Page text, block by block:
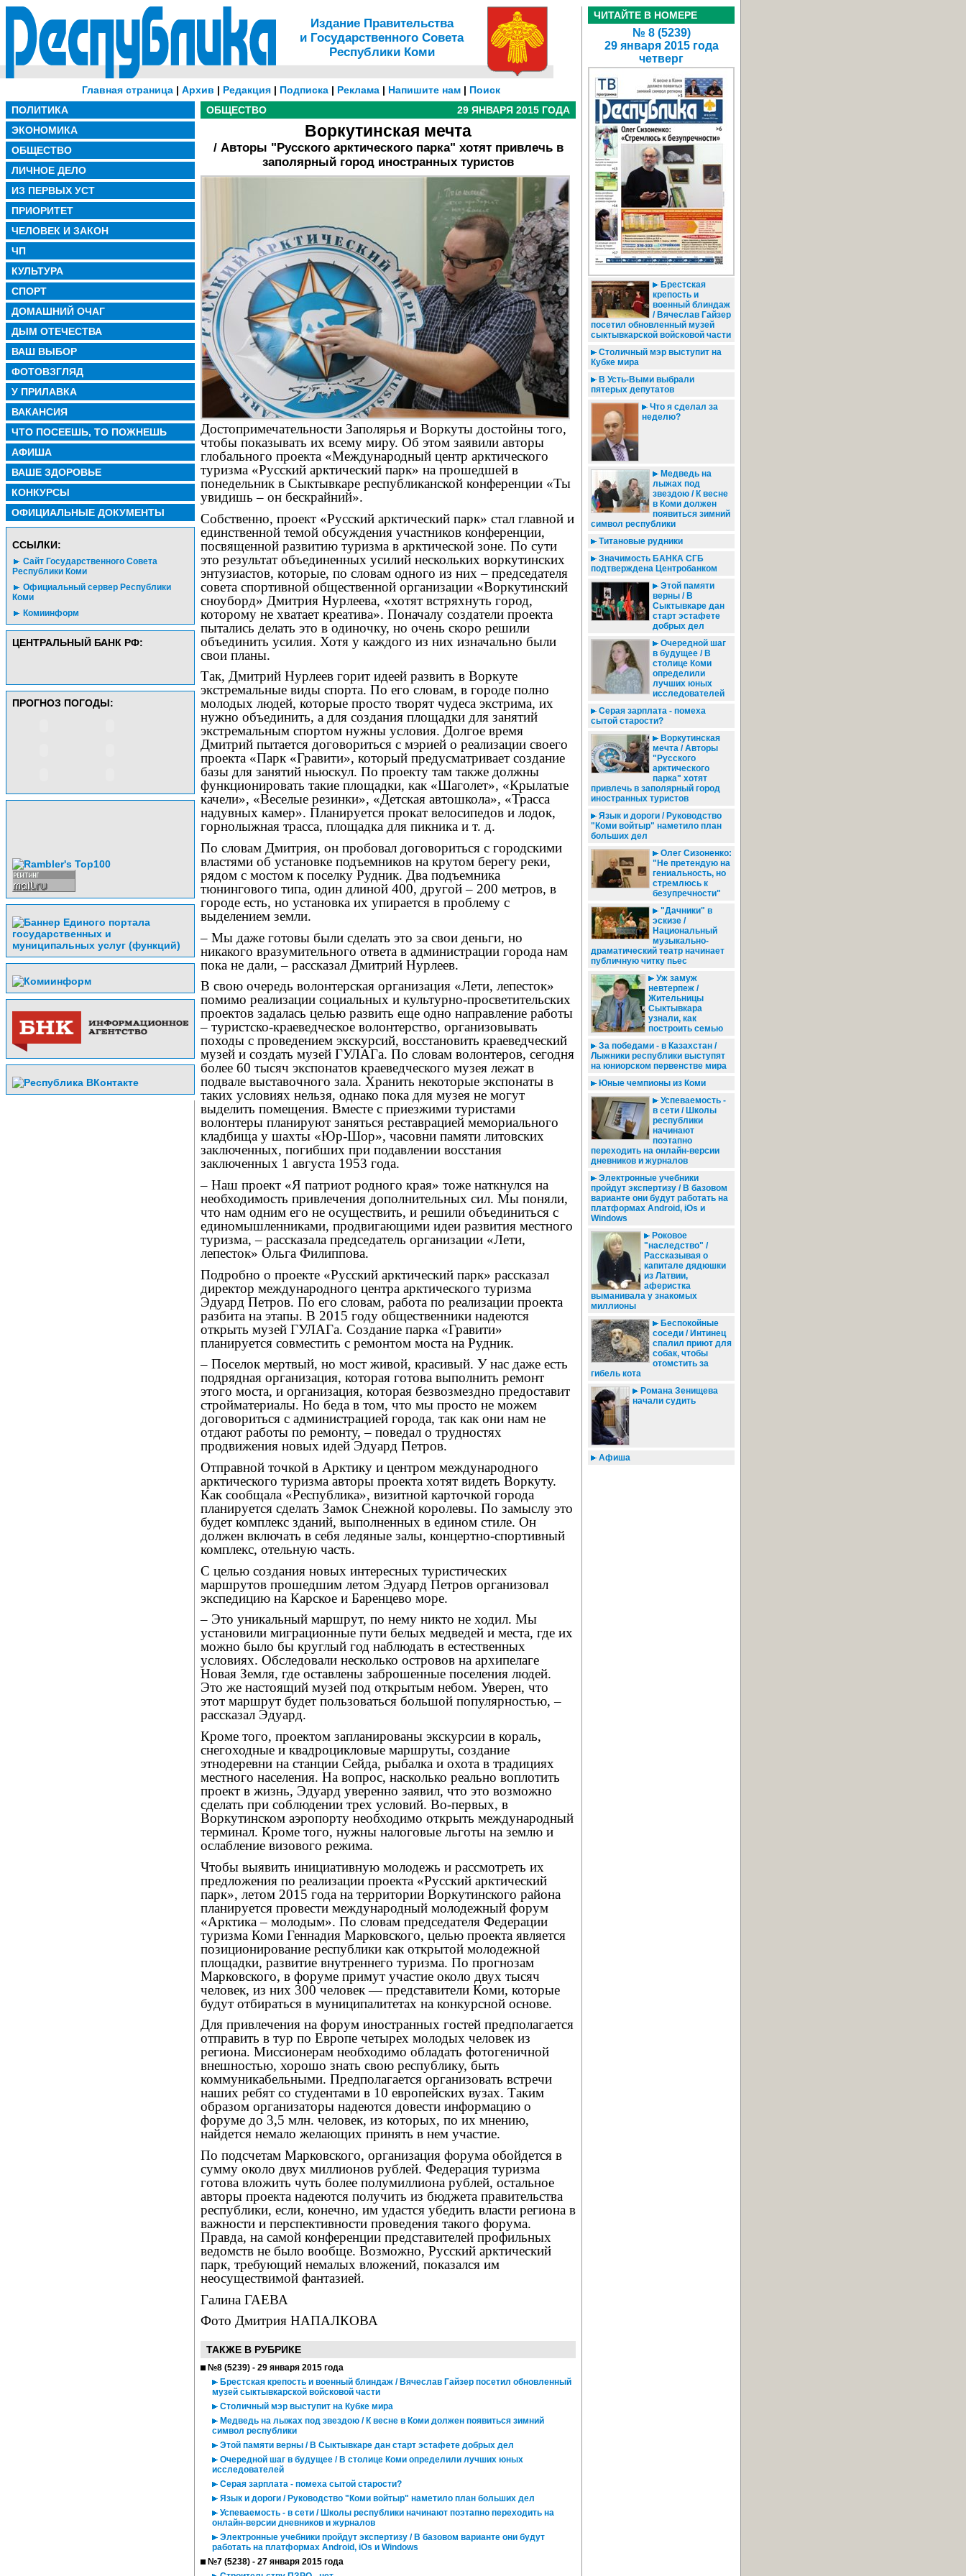
Издание Правительства
и Государственного Совета
Республики Коми
Главная страница| Архив | Редакция| Подписка| Реклама| Напишите нам| Поиск
ПОЛИТИКА
ЭКОНОМИКА
ОБЩЕСТВО
ЛИЧНОЕ ДЕЛО
ИЗ ПЕРВЫХ УСТ
ПРИОРИТЕТ
ЧЕЛОВЕК И ЗАКОН
ЧП
КУЛЬТУРА
СПОРТ
ДОМАШНИЙ ОЧАГ
ДЫМ ОТЕЧЕСТВА
ВАШ ВЫБОР
ФОТОВЗГЛЯД
У ПРИЛАВКА
ВАКАНСИЯ
ЧТО ПОСЕЕШЬ, ТО ПОЖНЕШЬ
АФИША
ВАШЕ ЗДОРОВЬЕ
КОНКУРСЫ
ОФИЦИАЛЬНЫЕ ДОКУМЕНТЫ
CСЫЛКИ:
Сайт Государственного Совета
Республики Коми
Официальный сервер Республики
Коми
Комиинформ
ЦЕНТРАЛЬНЫЙ БАНК РФ:
ПРОГНОЗ ПОГОДЫ:
ОБЩЕСТВО 29 ЯНВАРЯ 2015 ГОДА
Воркутинская мечта
/ Авторы "Русского арктического парка" хотят привлечь в
заполярный город иностранных туристов
Достопримечательности Заполярья и Воркуты достойны того,
чтобы показывать их всему миру. Об этом заявили авторы
глобального проекта «Международный центр арктического
туризма «Русский арктический парк» на прошедшей в
понедельник в Сыктывкаре республиканской конференции «Ты
увидишь – он бескрайний».
Собственно, проект «Русский арктический парк» стал главной и
единственной темой обсуждения участников конференции,
посвященной развитию туризма в арктической зоне. По сути
это результат объединенных усилий нескольких воркутинских
энтузиастов, которые, по словам одного из них – председателя
совета спортивной общественной организации «Воркутинский
сноуборд» Дмитрия Нурлеева, «хотят встряхнуть город,
которому не хватает креатива». Поначалу создатели проекта
пытались делать это в одиночку, но очень скоро решили
объединить усилия. Хотя у каждого из них изначально были
свои планы.
Так, Дмитрий Нурлеев горит идеей развить в Воркуте
экстремальные виды спорта. По его словам, в городе полно
молодых людей, которые просто творят чудеса экстрима, их
нужно объединить, а для создания площадки для занятий
экстремальным спортом нужны условия. Долгое время
Дмитрий пытается договориться с мэрией о реализации своего
проекта «Парк «Гравити», который предусматривает создание
базы для занятий ньюскул. По проекту там также должны
функционировать такие площадки, как «Шаголет», «Крылатые
качели», «Веселые резинки», «Детская автошкола», «Трасса
надувных камер». Планируется прокат велосипедов и лодок,
горнолыжная трасса, площадка для пикника и т. д.
По словам Дмитрия, он пробовал договориться с городскими
властями об установке подъемников на крутом берегу реки,
рядом с мостом к поселку Рудник. Два подъемника
тюнингового типа, один длиной 400, другой – 200 метров, в
городе есть, но установка их упирается в проблему с
выделением земли.
– Мы даже готовы были сделать это за свои деньги, но
никакого вразумительного ответа в администрации города нам
пока не дали, – рассказал Дмитрий Нурлеев.
В свою очередь волонтерская организация «Лети, лепесток»
помимо реализации социальных и культурно-просветительских
проектов задалась целью развить еще одно направление работы
– туристско-краеведческое волонтерство, организовывать
походы с проведением экскурсий, восстановить краеведческий
музей и создать музей ГУЛАГа. По словам волонтеров, сегодня
более 60 тысяч экспонатов краеведческого музея лежат в
подвале выставочного зала. Хранить некоторые экспонаты в
таких условиях нельзя, однако пока для музея не могут
выделить помещения. Вместе с приезжими туристами
волонтеры планируют заняться реставрацией мемориального
кладбища у шахты «Юр-Шор», часовни памяти литовских
заключенных, погибших при подавлении восстания
заключенных 1 августа 1953 года.
– Наш проект «Я патриот родного края» тоже наткнулся на
необходимость привлечения дополнительных сил. Мы поняли,
что нам одним его не осуществить, и решили объединиться с
единомышленниками, продвигающими идеи развития местного
туризма, – рассказала председатель организации «Лети,
лепесток» Ольга Филиппова.
Подробно о проекте «Русский арктический парк» рассказал
директор международного центра арктического туризма
Эдуард Петров. По его словам, работа по реализации проекта
разбита на этапы. В 2015 году общественники надеются
открыть музей ГУЛАГа. Создание парка «Гравити»
планируется совместить с ремонтом моста на Рудник.
– Поселок мертвый, но мост живой, красивый. У нас даже есть
подрядная организация, которая готова выполнить ремонт
этого моста, и организация, которая безвозмездно предоставит
стройматериалы. Но беда в том, что мы просто не можем
договориться с администрацией города, так как они нам не
отдают работы по ремонту, – поведал о трудностях
продвижения новых идей Эдуард Петров.
Отправной точкой в Арктику и центром международного
арктического туризма авторы проекта хотят видеть Воркуту.
Как сообщала «Республика», визитной карточкой города
планируется сделать Замок Снежной королевы. По замыслу это
будет комплекс зданий, выполненных в едином стиле. Он
должен включать в себя ледяные залы, концертно-спортивный
комплекс, отельную часть.
С целью создания новых интересных туристических
маршрутов прошедшим летом Эдуард Петров организовал
экспедицию на Карское и Баренцево море.
– Это уникальный маршрут, по нему никто не ходил. Мы
установили миграционные пути белых медведей и места, где их
можно было бы круглый год наблюдать в естественных
условиях. Обследовали несколько островов на архипелаге
Новая Земля, где оставлены заброшенные поселения людей.
Это же настоящий музей под открытым небом. Уверен, что
этот маршрут будет пользоваться большой популярностью, –
рассказал Эдуард.
Кроме того, проектом запланированы экскурсии в кораль,
снегоходные и квадроцикловые маршруты, создание
этнодеревни на станции Сейда, рыбалка и охота в традициях
местного населения. На вопрос, насколько реально воплотить
проект в жизнь, Эдуард уверенно заявил, что это возможно
сделать при соблюдении трех условий. Во-первых, в
Воркутинском аэропорту необходимо открыть международный
терминал. Кроме того, нужны налоговые льготы на землю и
ослабление визового режима.
Чтобы выявить инициативную молодежь и рассмотреть их
предложения по реализации проекта «Русский арктический
парк», летом 2015 года на территории Воркутинского района
планируется провести международный молодежный форум
«Арктика – молодым». По словам председателя Федерации
туризма Коми Геннадия Марковского, целью проекта является
позиционирование республики как открытой молодежной
площадки, развитие внутреннего туризма. По прогнозам
Марковского, в форуме примут участие около двух тысяч
человек, из них 300 человек — представители Коми, которые
будут отбираться в муниципалитетах на конкурсной основе.
Для привлечения на форум иностранных гостей предполагается
отправить в тур по Европе четырех молодых человек из
региона. Миссионерам необходимо обладать фотогеничной
внешностью, хорошо знать свою республику, быть
коммуникабельными. Предполагается организовать встречи
наших ребят со студентами в 10 европейских вузах. Таким
образом организаторы надеются довести информацию о
форуме до 3,5 млн. человек, из которых, по их мнению,
найдется немало желающих принять в нем участие.
По подсчетам Марковского, организация форума обойдется в
сумму около двух миллионов рублей. Федерация туризма
готова вложить чуть более полумиллиона рублей, остальное
авторы проекта надеются получить из бюджета правительства
республики, если, конечно, им удастся убедить власти региона в
важности и перспективности проведения такого форума.
Правда, на самой конференции представителей профильных
ведомств не было вообще. Возможно, Русский арктический
парк, требующий немалых вложений, показался им
неосуществимой фантазией.
Галина ГАЕВА
Фото Дмитрия НАПАЛКОВА
ТАКЖЕ В РУБРИКЕ
№8 (5239) - 29 января 2015 года
Брестская крепость и военный блиндаж / Вячеслав Гайзер посетил обновленный
музей сыктывкарской войсковой части
Столичный мэр выступит на Кубке мира
Медведь на лыжах под звездою / К весне в Коми должен появиться зимний
символ республики
Этой памяти верны / В Сыктывкаре дан старт эстафете добрых дел
Очередной шаг в будущее / В столице Коми определили лучших юных
исследователей
Серая зарплата - помеха сытой старости?
Язык и дороги / Руководство "Коми войтыр" наметило план больших дел
Успеваемость - в сети / Школы республики начинают поэтапно переходить на
онлайн-версии дневников и журналов
Электронные учебники пройдут экспертизу / В базовом варианте они будут
работать на платформах Android, iOs и Windows
№7 (5238) - 27 января 2015 года
ЧИТАЙТЕ В НОМЕРЕ
№ 8 (5239)
29 января 2015 года
четверг
Брестская
крепость и
военный блиндаж
/ Вячеслав Гайзер
посетил обновленный музей
сыктывкарской войсковой части
Столичный мэр выступит на
Кубке мира
В Усть-Выми выбрали
пятерых депутатов
Что я сделал за
неделю?
Медведь на
лыжах под
звездою / К весне
в Коми должен
появиться зимний
символ республики
Титановые рудники
Значимость БАНКА СГБ
подтверждена Центробанком
Этой памяти
верны / В
Сыктывкаре дан
старт эстафете
добрых дел
Очередной шаг
в будущее / В
столице Коми
определили
лучших юных
исследователей
Серая зарплата - помеха
сытой старости?
Воркутинская
мечта / Авторы
"Русского
арктического
парка" хотят
привлечь в заполярный город
иностранных туристов
Язык и дороги / Руководство
"Коми войтыр" наметило план
больших дел
Олег Сизоненко:
"Не претендую на
гениальность, но
стремлюсь к
безупречности"
"Дачники" в
эскизе /
Национальный
музыкально-
драматический театр начинает
публичную читку пьес
Уж замуж
невтерпеж /
Жительницы
Сыктывкара
узнали, как
построить семью
За победами - в Казахстан /
Лыжники республики выступят
на юниорском первенстве мира
Юные чемпионы из Коми
Успеваемость -
в сети / Школы
республики
начинают
поэтапно
переходить на онлайн-версии
дневников и журналов
Электронные учебники
пройдут экспертизу / В базовом
варианте они будут работать на
платформах Android, iOs и
Windows
Роковое
"наследство" /
Рассказывая о
капитале дядюшки
из Латвии,
аферистка
выманивала у знакомых
миллионы
Беспокойные
соседи / Интинец
спалил приют для
собак, чтобы
отомстить за
гибель кота
Романа Зенищева
начали судить
Афиша